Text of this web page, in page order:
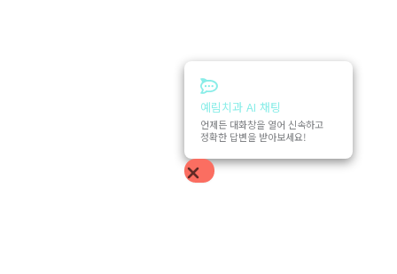
예림치과 AI 채팅
언제든 대화창을 열어 신속하고
정확한 답변을 받아보세요!